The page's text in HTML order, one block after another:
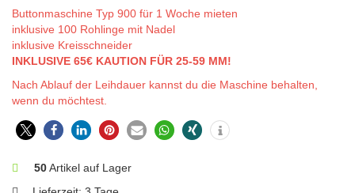
Buttonmaschine Typ 900 für 1 Woche mieten
inklusive 100 Rohlinge mit Nadel
inklusive Kreisschneider
INKLUSIVE 65€ KAUTION FÜR 25-59 MM!
Nach Ablauf der Leihdauer kannst du die Maschine behalten,
wenn du möchtest.
0
50Artikel auf Lager